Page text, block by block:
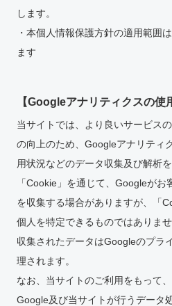
します。
・本個人情報保護方針の適用範囲
ます
【Googleアナリティクスの使
当サイトでは、より良いサービス
の向上のため、Googleアナリティ
用状況などのデータ収集及び解析
「Cookie」を通じて、Googleが
を収集する場合がありますが、「
個人を特定できるものではありませ
収集されたデータはGoogleのプラ
理されます。
なお、当サイトのご利用をもって
Google及び当サイトが行うデータ